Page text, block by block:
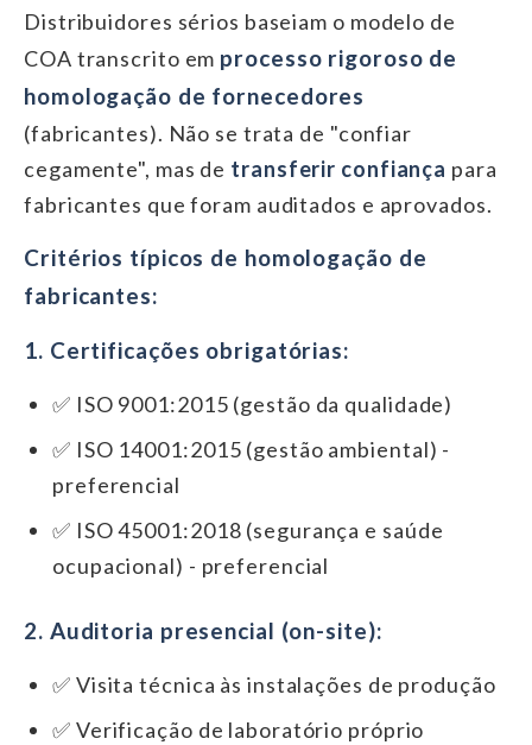
Distribuidores sérios baseiam o modelo de
COA transcrito em processo rigoroso de
homologação de fornecedores
(fabricantes). Não se trata de "confiar
cegamente", mas de transferir confiança para
fabricantes que foram auditados e aprovados.
Critérios típicos de homologação de
fabricantes:
1. Certificações obrigatórias:
✅ ISO 9001:2015 (gestão da qualidade)
✅ ISO 14001:2015 (gestão ambiental) -
preferencial
✅ ISO 45001:2018 (segurança e saúde
ocupacional) - preferencial
2. Auditoria presencial (on-site):
✅ Visita técnica às instalações de produção
✅ Verificação de laboratório próprio